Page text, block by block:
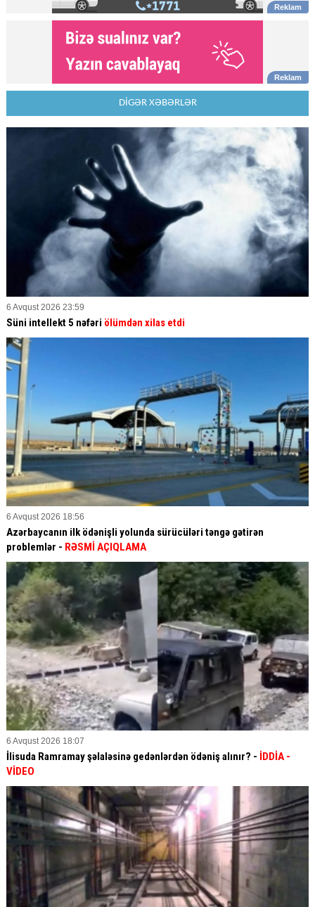
DİGƏR XƏBƏRLƏR
6 Avqust 2026 23:59
Süni intellekt 5 nəfəri ölümdən xilas etdi
6 Avqust 2026 18:56
Azərbaycanın ilk ödənişli yolunda sürücüləri təngə gətirən
problemlər - RƏSMİ AÇIQLAMA
6 Avqust 2026 18:07
İlisuda Ramramay şəlaləsinə gedənlərdən ödəniş alınır? - İDDİA -
VİDEO